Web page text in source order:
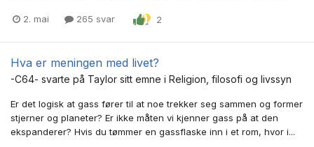
2. mai 265 svar 2
Hva er meningen med livet?
-C64- svarte på Taylor sitt emne i Religion, filosofi og livssyn
Er det logisk at gass fører til at noe trekker seg sammen og former
stjerner og planeter? Er ikke måten vi kjenner gass på at den
ekspanderer? Hvis du tømmer en gassflaske inn i et rom, hvor i...